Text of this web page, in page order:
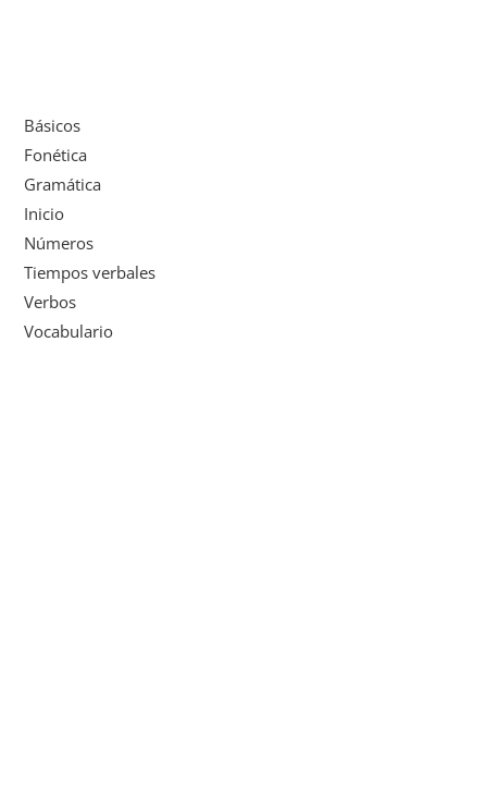
Básicos
Fonética
Gramática
Inicio
Números
Tiempos verbales
Verbos
Vocabulario